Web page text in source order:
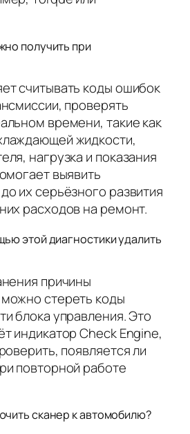
получить при
считывать коды ошибок
проверять
времени, такие как
жидкости,
нагрузка и показания
выявить
их серьёзного развития
расходов на ремонт.
этой диагностики удалить
причины
стереть коды
блока управления. Это
индикатор Check Engine,
появляется ли
повторной работе
сканер к автомобилю?